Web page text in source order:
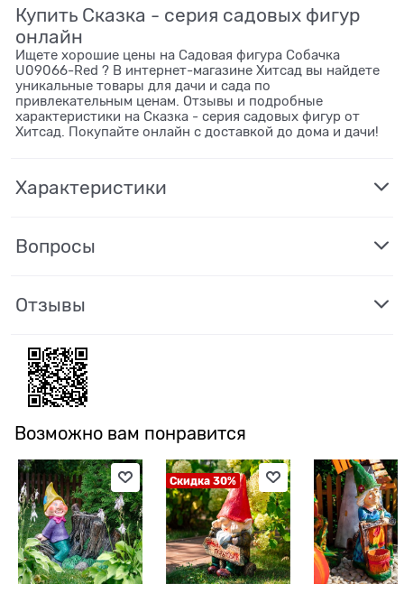
Купить Сказка - серия садовых фигур
онлайн
Ищете хорошие цены на Садовая фигура Собачка
U09066-Red ? В интернет-магазине Хитсад вы найдете
уникальные товары для дачи и сада по
привлекательным ценам. Отзывы и подробные
характеристики на Сказка - серия садовых фигур от
Хитсад. Покупайте онлайн с доставкой до дома и дачи!
Характеристики
Вопросы
Отзывы
Возможно вам понравится
Скидка 30%